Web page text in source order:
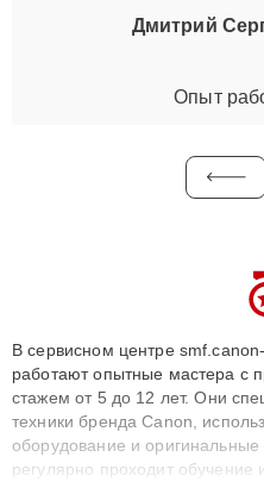
Дмитрий
Опыт
В сервисном центре
работают опытные мастера с
стажем от 5 до 12 лет. Они
техники бренда Canon,
оборудование и
регулярно проходит